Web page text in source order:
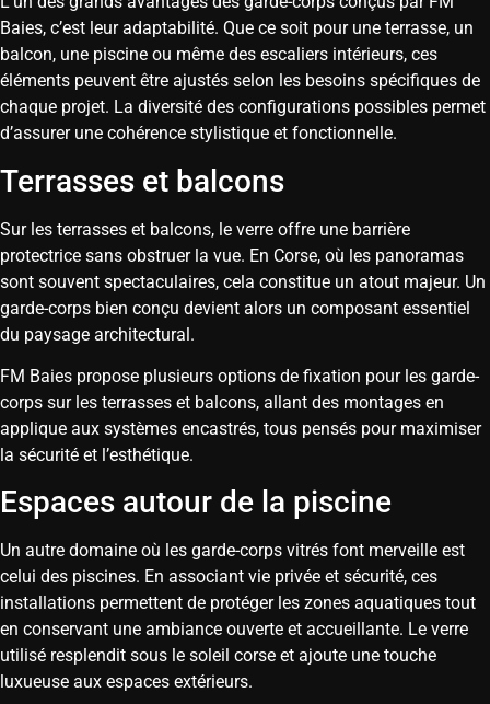
Baies, c’est leur adaptabilité. Que ce soit pour une terrasse, un
balcon, une piscine ou même des escaliers intérieurs, ces
éléments peuvent être ajustés selon les besoins spécifiques de
chaque projet. La diversité des configurations possibles permet
d’assurer une cohérence stylistique et fonctionnelle.
Terrasses et balcons
Sur les terrasses et balcons, le verre offre une barrière
protectrice sans obstruer la vue. En Corse, où les panoramas
sont souvent spectaculaires, cela constitue un atout majeur. Un
garde-corps bien conçu devient alors un composant essentiel
du paysage architectural.
FM Baies propose plusieurs options de fixation pour les garde-
corps sur les terrasses et balcons, allant des montages en
applique aux systèmes encastrés, tous pensés pour maximiser
la sécurité et l’esthétique.
Espaces autour de la piscine
Un autre domaine où les garde-corps vitrés font merveille est
celui des piscines. En associant vie privée et sécurité, ces
installations permettent de protéger les zones aquatiques tout
en conservant une ambiance ouverte et accueillante. Le verre
utilisé resplendit sous le soleil corse et ajoute une touche
luxueuse aux espaces extérieurs.